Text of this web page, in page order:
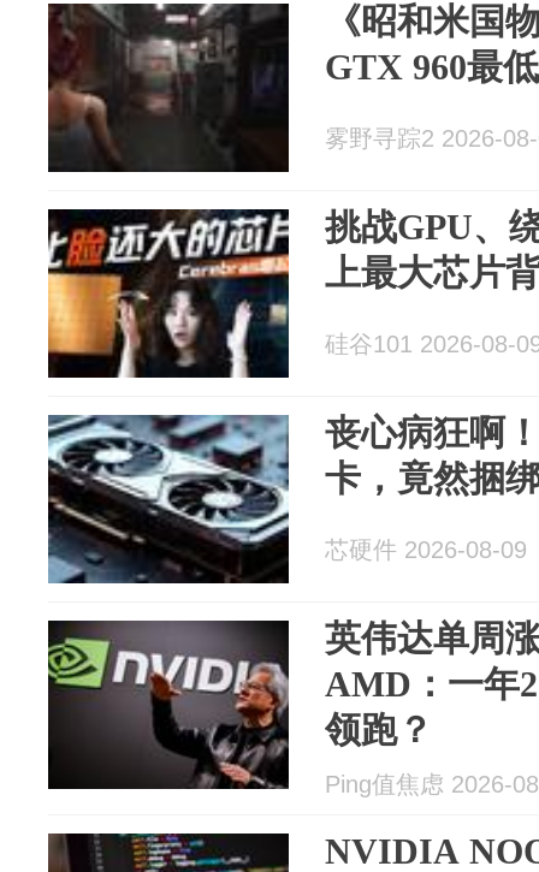
《昭和米国
GTX 960最
雾野寻踪2 2026-
挑战GPU、
上最大芯片
硅谷101 2026-08-
丧心病狂啊
卡，竟然捆
芯硬件 2026-08-09
英伟达单周
AMD：一年
领跑？
Ping值焦虑 2026-
NVIDIA